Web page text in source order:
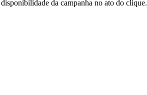
da campanha no ato do clique.